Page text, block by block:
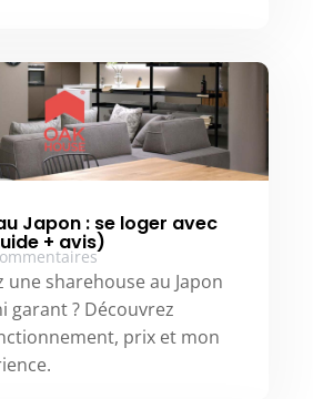
Japon : se loger avec
+ avis)
une sharehouse au Japon
garant ? Découvrez
prix et mon